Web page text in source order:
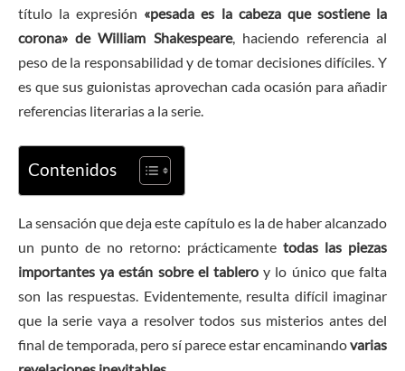
título la expresión «pesada es la cabeza que sostiene la
corona» de William Shakespeare, haciendo referencia al
peso de la responsabilidad y de tomar decisiones difíciles. Y
es que sus guionistas aprovechan cada ocasión para añadir
referencias literarias a la serie.
Contenidos
La sensación que deja este capítulo es la de haber alcanzado
un punto de no retorno: prácticamente todas las piezas
importantes ya están sobre el tablero y lo único que falta
son las respuestas. Evidentemente, resulta difícil imaginar
que la serie vaya a resolver todos sus misterios antes del
final de temporada, pero sí parece estar encaminandovarias